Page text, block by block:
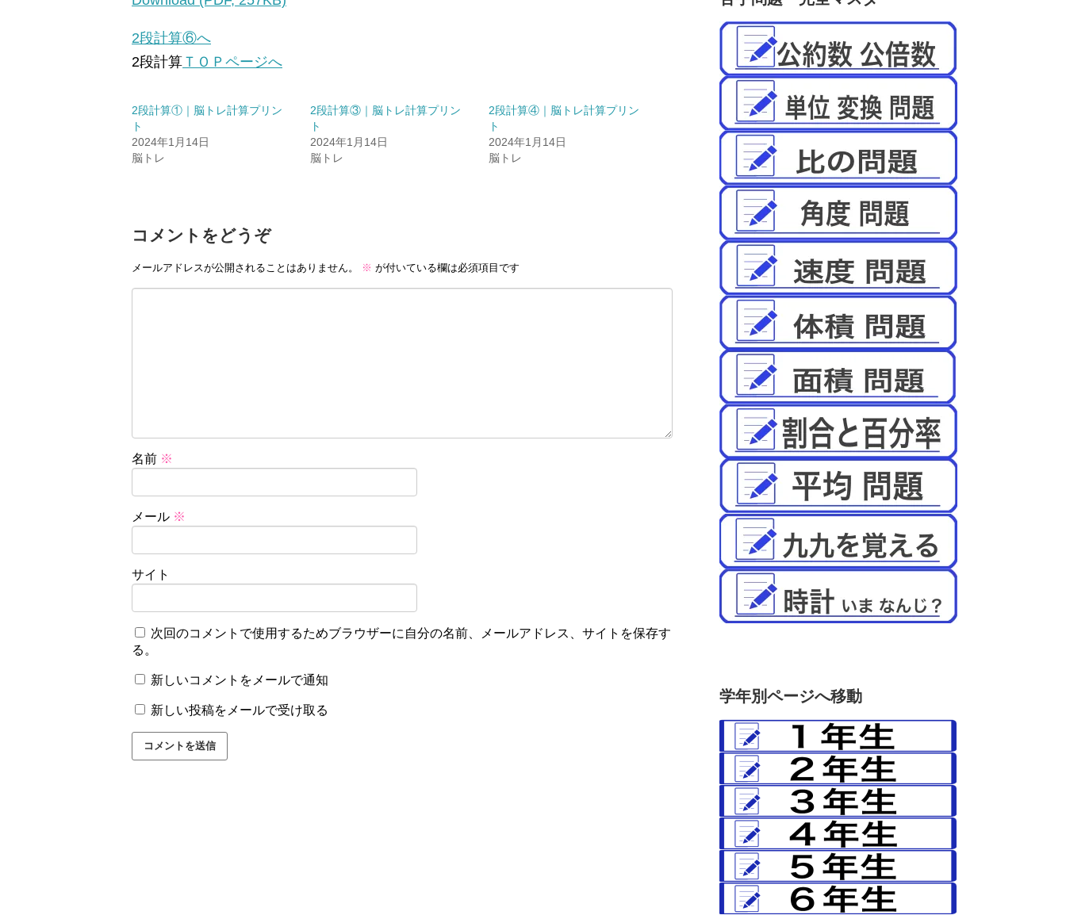
2段計算⑥へ
2段計算 ＴＯＰページへ
2段計算①｜脳トレ計算プリン
ト
2024年1月14日
脳トレ
2段計算③｜脳トレ計算プリン
ト
2024年1月14日
脳トレ
2段計算④｜脳トレ計算プリン
ト
2024年1月14日
脳トレ
コメントをどうぞ
メールアドレスが公開されることはありません。 ※ が付いている欄は必須項目です
名前 ※
メール ※
サイト
次回のコメントで使用するためブラウザーに自分の名前、メールアドレス、サイトを保存す
る。
新しいコメントをメールで通知
新しい投稿をメールで受け取る
学年別ページへ移動